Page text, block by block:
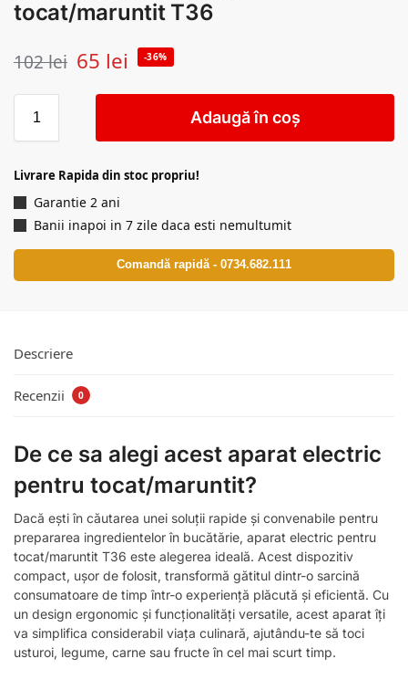
tocat/maruntit T36
102lei 65 lei -36%
Adaugă în coș
Livrare Rapida din stoc propriu!
Garantie 2 ani
Banii inapoi in 7 zile daca esti nemultumit
Comandă rapidă - 0734.682.111
Descriere
Recenzii 0
De ce sa alegi acest aparat electric
pentru tocat/maruntit?
Dacă ești în căutarea unei soluții rapide și convenabile pentru
prepararea ingredientelor în bucătărie, aparat electric pentru
tocat/maruntit T36 este alegerea ideală. Acest dispozitiv
compact, ușor de folosit, transformă gătitul dintr-o sarcină
consumatoare de timp într-o experiență plăcută și eficientă. Cu
un design ergonomic și funcționalități versatile, acest aparat îți
va simplifica considerabil viața culinară, ajutându-te să toci
usturoi, legume, carne sau fructe în cel mai scurt timp.